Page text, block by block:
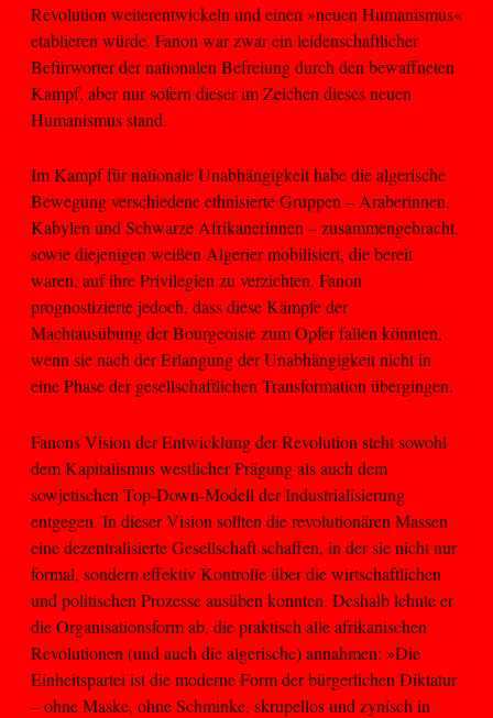
Revolution weiterentwickeln und einen »neuen Humanismus«
etablieren würde. Fanon war zwar ein leidenschaftlicher
Befürworter der nationalen Befreiung durch den bewaffneten
Kampf, aber nur sofern dieser im Zeichen dieses neuen
Humanismus stand.
Im Kampf für nationale Unabhängigkeit habe die algerische
Bewegung verschiedene ethnisierte Gruppen – Araberinnen,
Kabylen und Schwarze Afrikanerinnen – zusammengebracht,
sowie diejenigen weißen Algerier mobilisiert, die bereit
waren, auf ihre Privilegien zu verzichten. Fanon
prognostizierte jedoch, dass diese Kämpfe der
Machtausübung der Bourgeoisie zum Opfer fallen könnten,
wenn sie nach der Erlangung der Unabhängigkeit nicht in
eine Phase der gesellschaftlichen Transformation übergingen.
Fanons Vision der Entwicklung der Revolution steht sowohl
dem Kapitalismus westlicher Prägung als auch dem
sowjetischen Top-Down-Modell der Industrialisierung
entgegen. In dieser Vision sollten die revolutionären Massen
eine dezentralisierte Gesellschaft schaffen, in der sie nicht nur
formal, sondern effektiv Kontrolle über die wirtschaftlichen
und politischen Prozesse ausüben konnten. Deshalb lehnte er
die Organisationsform ab, die praktisch alle afrikanischen
Revolutionen (und auch die algerische) annahmen: »Die
Einheitspartei ist die moderne Form der bürgerlichen Diktatur
– ohne Maske, ohne Schminke, skrupellos und zynisch in